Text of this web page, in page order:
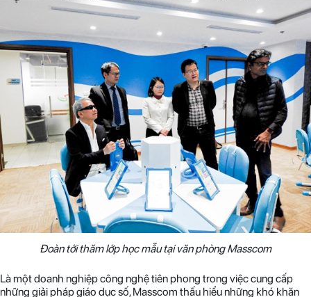
Đoàn tới thăm lớp học mẫu tại văn phòng Masscom
Là một doanh nghiệp công nghệ tiên phong trong việc cung cấp
những giải pháp giáo dục số, Masscom thấu hiểu những khó khăn